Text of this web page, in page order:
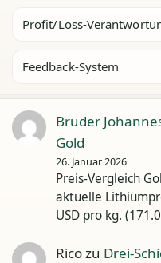
Profit/Loss-
Feedback-System
Bruder
Gold
26. Januar 2026
Preis-Vergleich
aktuelle
USD pro kg.
Ricozu Drei-